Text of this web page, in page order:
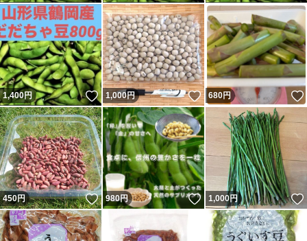
1,400円 いいね！
1,000円 いいね！
680円
450円 いいね！
980円 いいね！
1,000円